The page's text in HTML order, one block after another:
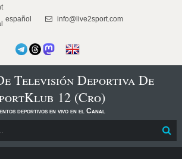
español info@live2sport.com
Televisión Deportiva De
12 (Cro)
deportivos en vivo en el Canal